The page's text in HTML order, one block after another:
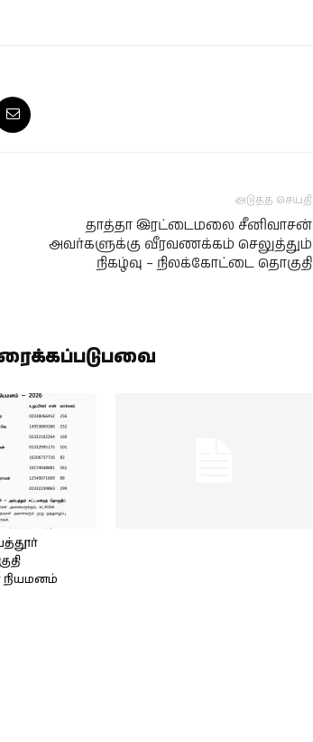
அடுத்த செய்தி
தாத்தா இரட்டைமலை சீனிவாசன்
அவர்களுக்கு வீரவணக்கம் செலுத்தும்
நிகழ்வு – நிலக்கோட்டை தொகுதி